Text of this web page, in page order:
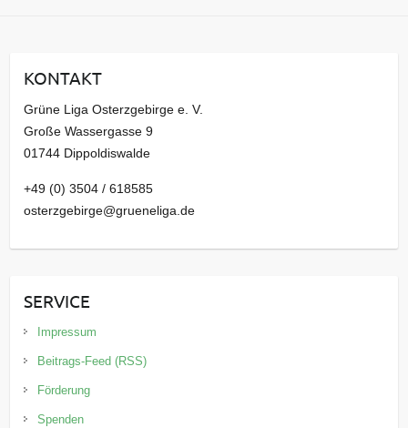
v
KONTAKT
Grüne Liga Osterzgebirge e. V.
Große Wassergasse 9
01744 Dippoldiswalde
+49 (0) 3504 / 618585
osterzgebirge@grueneliga.de
SERVICE
Impressum
Beitrags-Feed (RSS)
Förderung
Spenden